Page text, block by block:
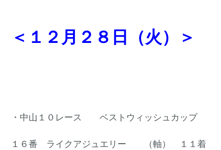
＜１２月２８日（火）＞
・中山１０レース ベストウィッシュカップ
１６番 ライクアジュエリー （軸） １１着